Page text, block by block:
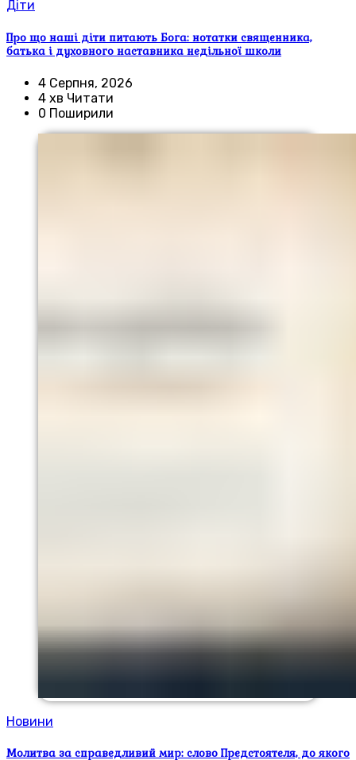
Діти
Про що наші діти питають Бога: нотатки священника,
батька і духовного наставника недільної школи
4 Серпня, 2026
4 хв Читати
0 Поширили
Новини
Молитва за справедливий мир: слово Предстоятеля, до якого